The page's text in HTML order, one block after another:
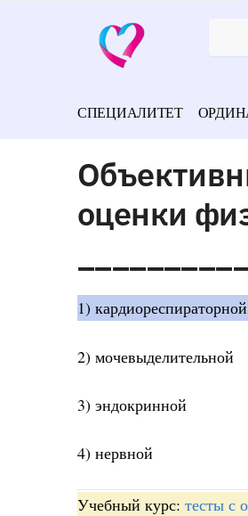
СПЕЦИАЛИТЕТ
оценки
1)
2) мочевыделительной
3) эндокринной
4) нервной
Учебный курс: тесты с